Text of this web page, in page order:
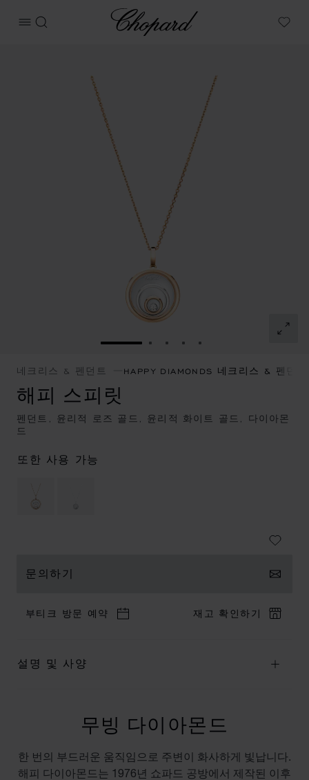
메뉴 열기
검색
Chopard
My
슬라이드로 이동 1
슬라이드로 이동 2
슬라이드로 이동 3
슬라이드로 이동 4
슬라이드로 이동 5
네크리스 & 펜던트 HAPPY DIAMONDS 네크리스 & 펜던트
해피 스피릿
펜던트, 윤리적 로즈 골드, 윤리적 화이트 골드, 다이아몬
드
또한 사용 가능
문의하기
부티크 방문 예약 재고 확인하기
설명 및 사양
무빙 다이아몬드
한 번의 부드러운 움직임으로 주변이 화사하게 빛납니다.
해피 다이아몬드는 1976년 쇼파드 공방에서 제작된 이후